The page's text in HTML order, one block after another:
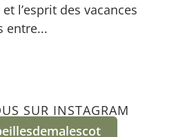
l’esprit des vacances
entre...
SUR INSTAGRAM